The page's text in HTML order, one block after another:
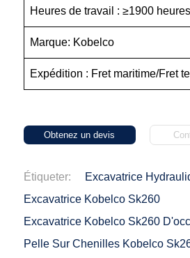
Heures de travail : ≥1900 heures
Marque: Kobelco
Expédition : Fret maritime/Fret
Obtenez un devis
Étiqueter:
Excavatrice
Excavatrice Kobelco Sk260
Excavatrice Kobelco Sk260
Pelle Sur Chenilles Kobelco